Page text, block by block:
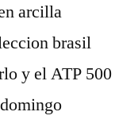
arcilla
brasil
y el ATP 500